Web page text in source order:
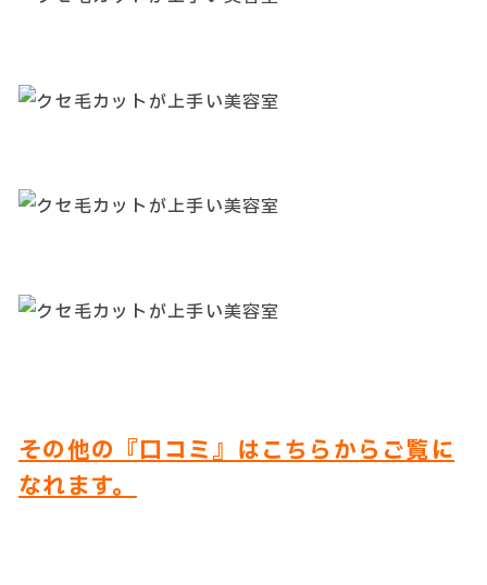
その他の『口コミ』はこちらからご覧に
なれます。